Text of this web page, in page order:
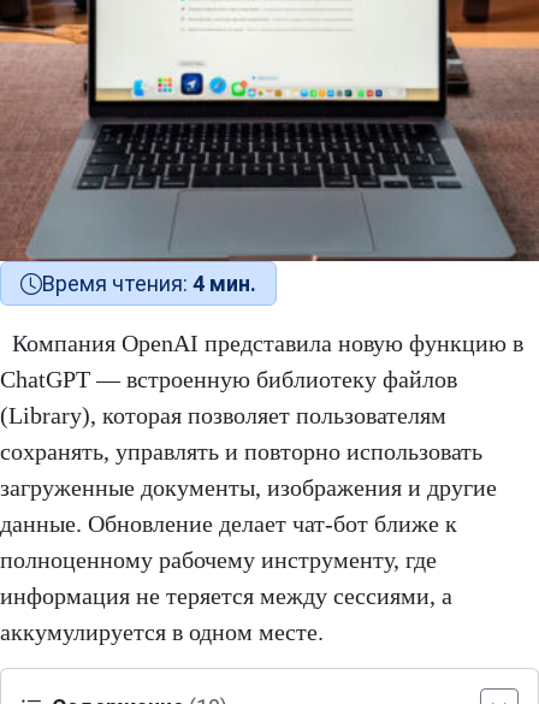
Время чтения: 4 мин.
Компания OpenAI представила новую функцию в
ChatGPT — встроенную библиотеку файлов
(Library), которая позволяет пользователям
сохранять, управлять и повторно использовать
загруженные документы, изображения и другие
данные. Обновление делает чат-бот ближе к
полноценному рабочему инструменту, где
информация не теряется между сессиями, а
аккумулируется в одном месте.